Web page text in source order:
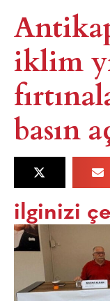
iklim
basın
ilginizi